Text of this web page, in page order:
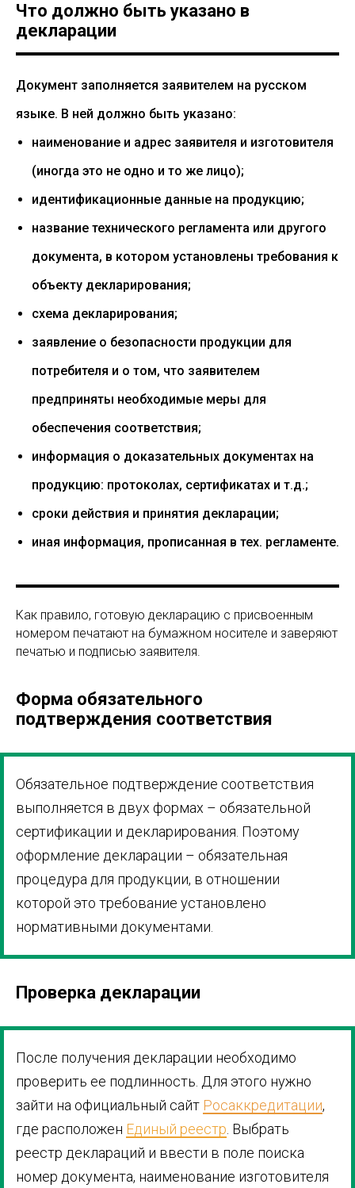
Что должно быть указано в
декларации
Документ заполняется заявителем на русском
языке. В ней должно быть указано:
наименование и адрес заявителя и изготовителя
(иногда это не одно и то же лицо);
идентификационные данные на продукцию;
название технического регламента или другого
документа, в котором установлены требования к
объекту декларирования;
схема декларирования;
заявление о безопасности продукции для
потребителя и о том, что заявителем
предприняты необходимые меры для
обеспечения соответствия;
информация о доказательных документах на
продукцию: протоколах, сертификатах и т.д.;
сроки действия и принятия декларации;
иная информация, прописанная в тех. регламенте.
Как правило, готовую декларацию с присвоенным
номером печатают на бумажном носителе и заверяют
печатью и подписью заявителя.
Форма обязательного
подтверждения соответствия
Обязательное подтверждение соответствия
выполняется в двух формах – обязательной
сертификации и декларирования. Поэтому
оформление декларации – обязательная
процедура для продукции, в отношении
которой это требование установлено
нормативными документами.
Проверка декларации
После получения декларации необходимо
проверить ее подлинность. Для этого нужно
зайти на официальный сайт Росаккредитации,
где расположен Единый реестр . Выбрать
реестр деклараций и ввести в поле поиска
номер документа, наименование изготовителя